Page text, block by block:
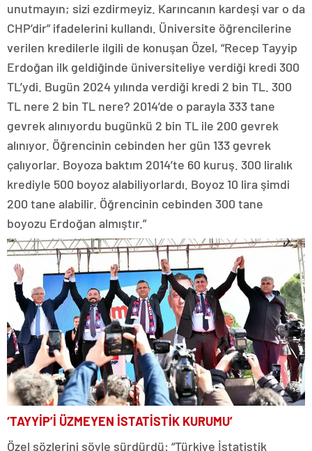
unutmayın; sizi ezdirmeyiz. Karıncanın kardeşi var o da
CHP’dir” ifadelerini kullandı. Üniversite öğrencilerine
verilen kredilerle ilgili de konuşan Özel, “Recep Tayyip
Erdoğan ilk geldiğinde üniversiteliye verdiği kredi 300
TL’ydi. Bugün 2024 yılında verdiği kredi 2 bin TL. 300
TL nere 2 bin TL nere? 2014’de o parayla 333 tane
gevrek alınıyordu bugünkü 2 bin TL ile 200 gevrek
alınıyor. Öğrencinin cebinden her gün 133 gevrek
çalıyorlar. Boyoza baktım 2014’te 60 kuruş. 300 liralık
krediyle 500 boyoz alabiliyorlardı. Boyoz 10 lira şimdi
200 tane alabilir. Öğrencinin cebinden 300 tane
boyozu Erdoğan almıştır.”
‘TAYYİP’İ ÜZMEYEN İSTATİSTİK KURUMU’
Özel sözlerini şöyle sürdürdü: “Türkiye İstatistik